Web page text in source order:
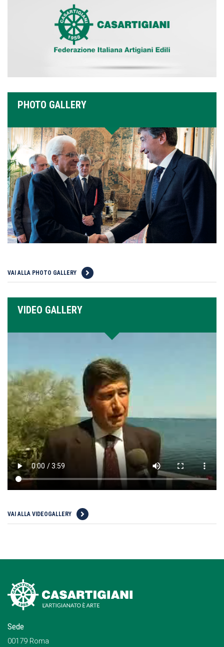
PHOTO GALLERY
VAI ALLA PHOTO GALLERY
VIDEO GALLERY
VAI ALLA VIDEOGALLERY
Sede
00179 Roma